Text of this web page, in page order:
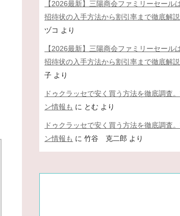
【2026最新】三陽商会ファミリーセール
招待状の入手方法から割引率まで徹底解説
ヅコ より
【2026最新】三陽商会ファミリーセール
招待状の入手方法から割引率まで徹底解説
子 より
ドゥクラッセで安く買う方法を徹底調査
ン情報も に とむ より
ドゥクラッセで安く買う方法を徹底調査
ン情報も に竹谷 克二郎 より